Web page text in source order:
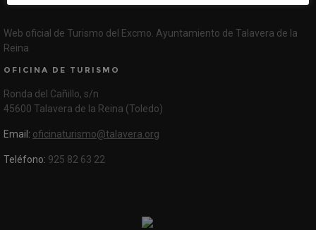
Web oficial de Turismo del Excmo. Ayuntamiento de Talavera de la
Reina
OFICINA DE TURISMO
Ronda del Cañillo, s/n
45600 Talavera de la Reina (Toledo)
Email: oficinaturismo@talavera.org
Teléfono: 925 82 63 22